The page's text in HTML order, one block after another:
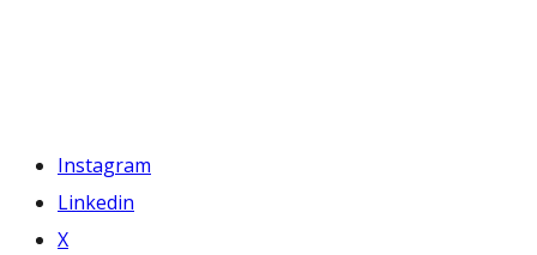
Instagram
Linkedin
X